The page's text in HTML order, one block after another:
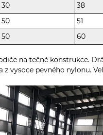
30
38
50
51
50 60
na tečné konstrukce.
vysoce pevného nylonu.